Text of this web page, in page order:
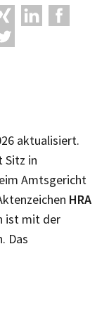
aktualisiert.
Sitz in
Amtsgericht
HRA
ist mit der
Das